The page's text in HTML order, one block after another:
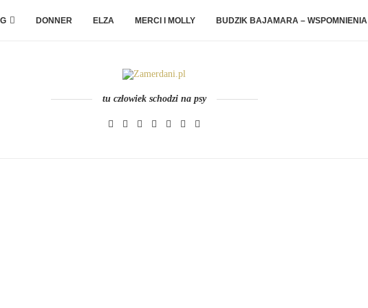
DONNER ELZA MERCI I MOLLY BUDZIK BAJAMARA – WSPOMNIENIA
tu człowiek schodzi na psy